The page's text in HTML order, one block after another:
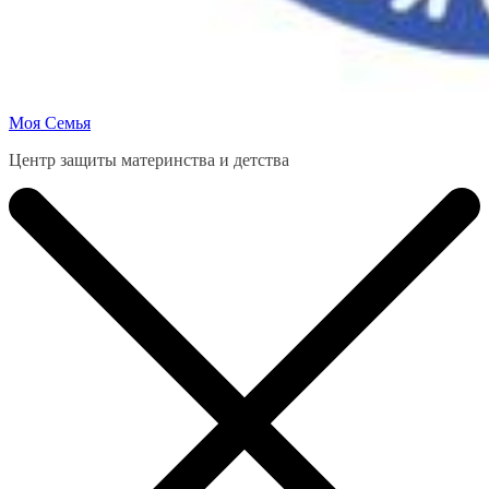
Моя Семья
Центр защиты материнства и детства